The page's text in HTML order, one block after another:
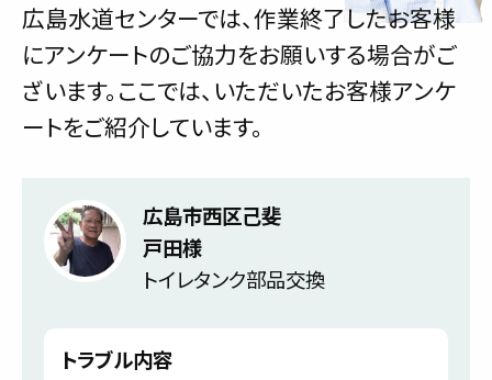
広島水道センターでは、作業終了したお客様
にアンケートのご協力をお願いする場合がご
ざいます。ここでは、いただいたお客様アンケ
ートをご紹介しています。
広島市西区己斐
戸田様
トイレタンク部品交換
トラブル内容